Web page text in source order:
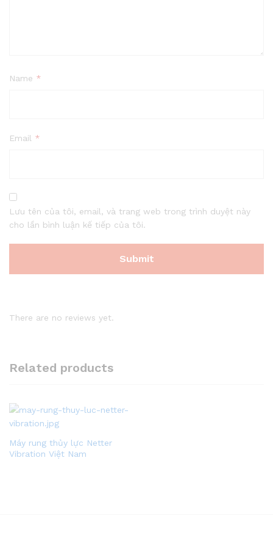
Name *
Email *
Lưu tên của tôi, email, và trang web trong trình duyệt này
cho lần bình luận kế tiếp của tôi.
There are no reviews yet.
Related products
Máy rung thủy lực Netter
Vibration Việt Nam